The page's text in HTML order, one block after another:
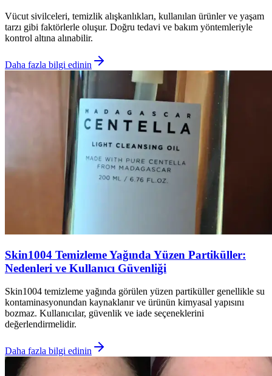
Vücut sivilceleri, temizlik alışkanlıkları, kullanılan ürünler ve yaşam
tarzı gibi faktörlerle oluşur. Doğru tedavi ve bakım yöntemleriyle
kontrol altına alınabilir.
Daha fazla bilgi edinin
Skin1004 Temizleme Yağında Yüzen Partiküller:
Nedenleri ve Kullanıcı Güvenliği
Skin1004 temizleme yağında görülen yüzen partiküller genellikle su
kontaminasyonundan kaynaklanır ve ürünün kimyasal yapısını
bozmaz. Kullanıcılar, güvenlik ve iade seçeneklerini
değerlendirmelidir.
Daha fazla bilgi edinin